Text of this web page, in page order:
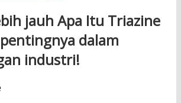
jauh Apa Itu Triazine
dalam
industri!